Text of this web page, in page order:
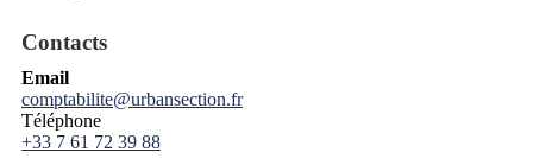
Contacts
Email
comptabilite@urbansection.fr
Téléphone
+33 7 61 72 39 88